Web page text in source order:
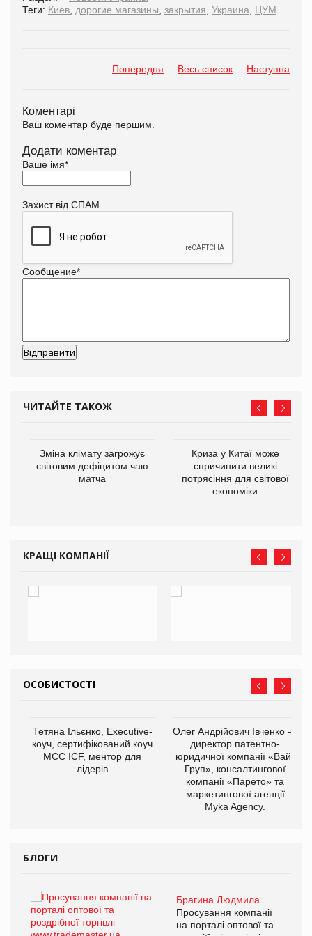
Теги: Киев дорогие магазины закрытия Украина ЦУМ
Попередня Весь список Наступна
Коментарі
Ваш коментар буде першим.
Додати коментар
Ваше імя*
Захист від СПАМ
Сообщение*
ЧИТАЙТЕ ТАКОЖ
Зміна клімату загрожує
світовим дефіцитом чаю
матча
Криза у Китаї може
спричинити великі
потрясіння для світової
економіки
КРАЩІ КОМПАНІЇ
ОСОБИСТОСТІ
Тетяна Ільєнко, Executive-
коуч, сертифікований коуч
МСС ICF, ментор для
лідерів
Олег Андрійович Івченко —
директор патентно-
юридичної компанії «Вайз
Груп», консалтингової
компанії «Парето» та
маркетингової агенції
Myka Agency.
БЛОГИ
Брагина Людмила
Просування компанії
на порталі оптової та